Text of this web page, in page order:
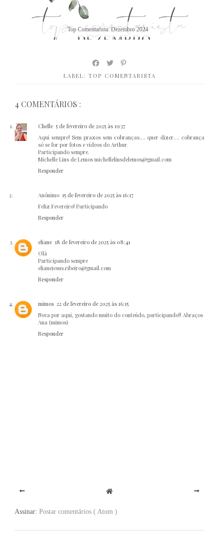
Top Comentarista: Dezembro 2024
LABEL: TOP COMENTARISTA
4 COMENTÁRIOS :
Chelle 5 de fevereiro de 2025 às 19:37
Aqui sempre! Sem prazos sem cobranças.... quer dizer.... cobrança
só se for por fotos e vídeos do Arthur.
Participando sempre.
Michelle Lins de Lemos michellelinsdelemos@gmail.com
Responder
Anônimo 15 de fevereiro de 2025 às 16:17
Feliz Fevereiro! Participando
Responder
eliane 18 de fevereiro de 2025 às 08:41
Olá
Participando sempre
elianejesus.ribeiro@gmail.com
Responder
mimos 22 de fevereiro de 2025 às 16:15
Nova por aqui, gostando muito do conteúdo, participando!! Abraços
Ana (mimos)
Responder
Assinar: Postar comentários ( Atom )